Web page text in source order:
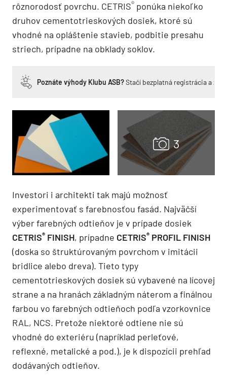
rôznorodosť povrchu. CETRIS® ponúka niekoľko
druhov cementotrieskových dosiek, ktoré sú
vhodné na opláštenie stavieb, podbitie presahu
striech, prípadne na obklady soklov.
Poznáte výhody Klubu ASB?Stačí bezplatná registrácia a
Investori i architekti tak majú možnosť
experimentovať s farebnosťou fasád. Najväčší
výber farebných odtieňov je v prípade dosiek
CETRIS® FINISH, prípadne CETRIS® PROFIL FINISH
(doska so štruktúrovaným povrchom v imitácii
bridlice alebo dreva). Tieto typy
cementotrieskových dosiek sú vybavené na lícovej
strane a na hranách základným náterom a finálnou
farbou vo farebných odtieňoch podľa vzorkovnice
RAL, NCS. Pretože niektoré odtiene nie sú
vhodné do exteriéru (napríklad perleťové,
reflexné, metalické a pod.), je k dispozícii prehľad
dodávaných odtieňov.